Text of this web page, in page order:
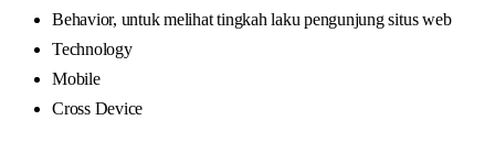
Behavior, untuk melihat tingkah laku pengunjung situs web
Technology
Mobile
Cross Device